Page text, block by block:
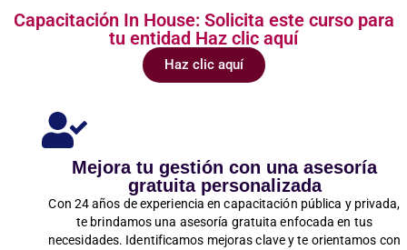
Capacitación In House: Solicita este curso para
tu entidad Haz clic aquí
Haz clic aquí
Mejora tu gestión con una asesoría
gratuita personalizada
Con 24 años de experiencia en capacitación pública y privada,
te brindamos una asesoría gratuita enfocada en tus
necesidades. Identificamos mejoras clave y te orientamos con